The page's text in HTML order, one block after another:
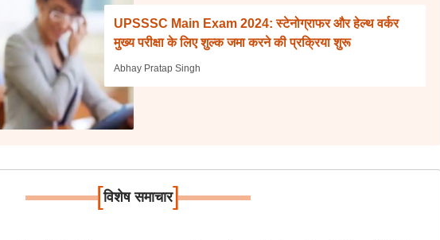
UPSSSC Main Exam 2024: स्टेनोग्राफर और हेल्थ वर्कर
मुख्य परीक्षा के लिए शुल्क जमा करने की प्रक्रिया शुरू
Abhay Pratap Singh
[विशेष समाचार]